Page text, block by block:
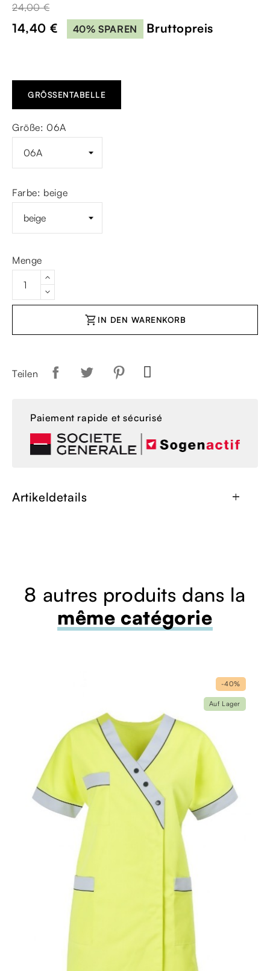
24,00 €
14,40 € 40% SPAREN Bruttopreis
GRÖSSENTABELLE
Größe: 06A
Farbe: beige
Menge
shopping_cart IN DEN WARENKORB
Teilen
Paiement rapide et sécurisé
Artikeldetails add
8 autres produits dans la
même catégorie
-40%
Auf Lager